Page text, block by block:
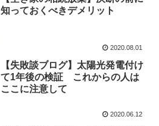
知っておくべきデメリット
2020.08.01
【失敗談ブログ】太陽光発電付け
て1年後の検証 これからの人は
ここに注意して
2020.06.12